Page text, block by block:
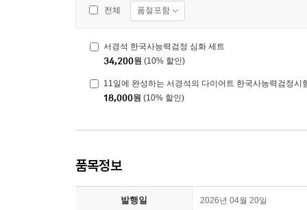
전체 품절포함
서경석 한국사능력검정 심화 세트
34,200원 (10% 할인)
11일에 완성하는 서경석의 다이어트 한국사능력검정시
18,000원 (10% 할인)
품목정보
발행일 2026년 04월 20일